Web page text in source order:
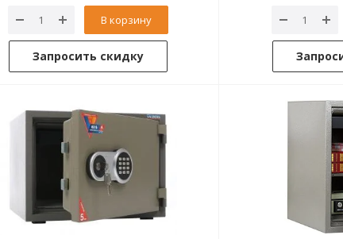
В корзину
Запросить скидку